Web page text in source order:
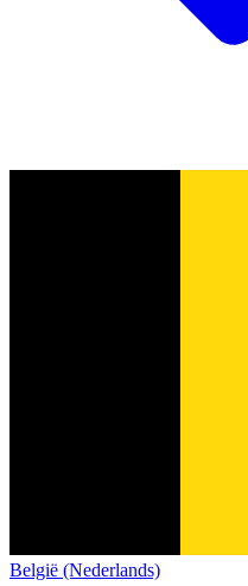
België (Nederlands)